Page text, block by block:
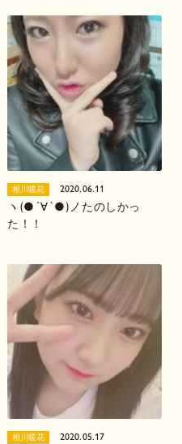
相川暖花 2020.06.11
ヽ(●´∀`●)ノたのしかっ
た！！
相川暖花 2020.05.17